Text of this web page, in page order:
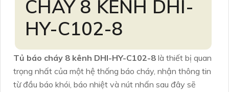
CHÁY 8 KÊNH DHI-
HY-C102-8
Tủ báo cháy 8 kênh DHI-HY-C102-8 là thiết bị quan
trọng nhất của một hệ thống báo cháy, nhận thông tin
từ đầu báo khói, báo nhiệt và nút nhấn sau đây sẽ